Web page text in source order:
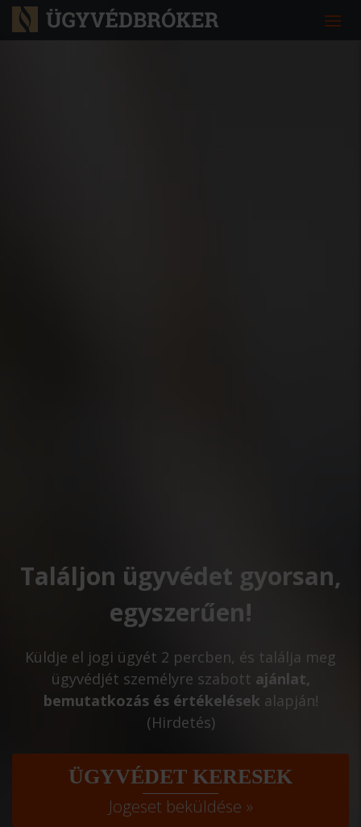
Találjon ügyvédet gyorsan,
egyszerűen!
Küldje el jogi ügyét 2 percben, és találja meg
ügyvédjét személyre szabott ajánlat,
bemutatkozás és értékelések alapján!
(Hirdetés)
ÜGYVÉDET KERESEK
Jogeset beküldése »